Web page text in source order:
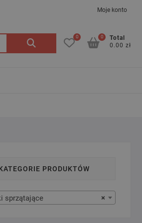
Moje konto
Szukaj: 0
Total
0.00 zł
0
PRODUKTÓW
×
sprzątające